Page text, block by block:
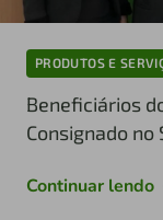
PRODUTOS E
Beneficiários
Consignado no
Continuar lendo